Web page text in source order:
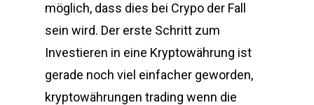
möglich, dass dies bei Crypo der Fall
sein wird. Der erste Schritt zum
Investieren in eine Kryptowährung ist
gerade noch viel einfacher geworden,
kryptowährungen trading wenn die